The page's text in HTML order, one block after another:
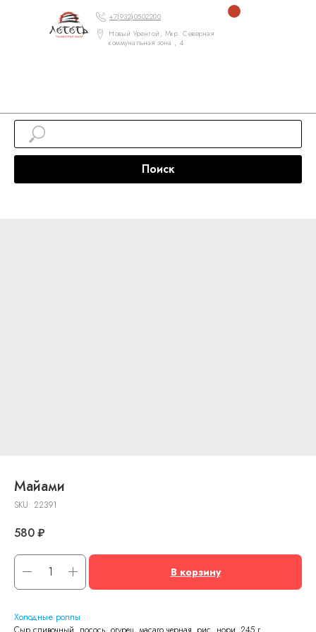
+7(932)0502200
Новый Уренгой, Мкр. Северная
коммунальная зона , 4
Поиск
Майами
SKU: 22391
580₽
В корзину
Холодные роллы